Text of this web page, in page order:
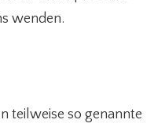
wenden.
teilweise so genannte